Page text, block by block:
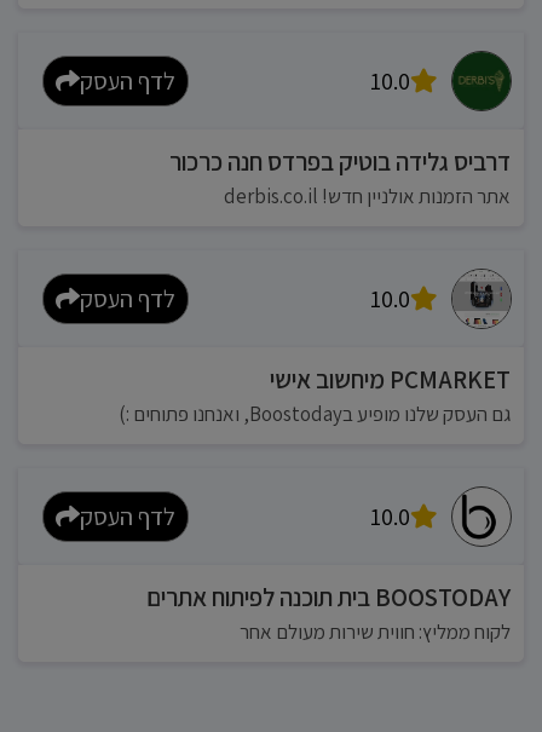
10.0 לדף העסק
דרביס גלידה בוטיק בפרדס חנה כרכור
אתר הזמנות אולניין חדש! derbis.co.il
10.0 לדף העסק
PCMARKET מיחשוב אישי
גם העסק שלנו מופיע בBoostoday, ואנחנו פתוחים :)
10.0 לדף העסק
BOOSTODAY בית תוכנה לפיתוח אתרים
לקוח ממליץ: חווית שירות מעולם אחר